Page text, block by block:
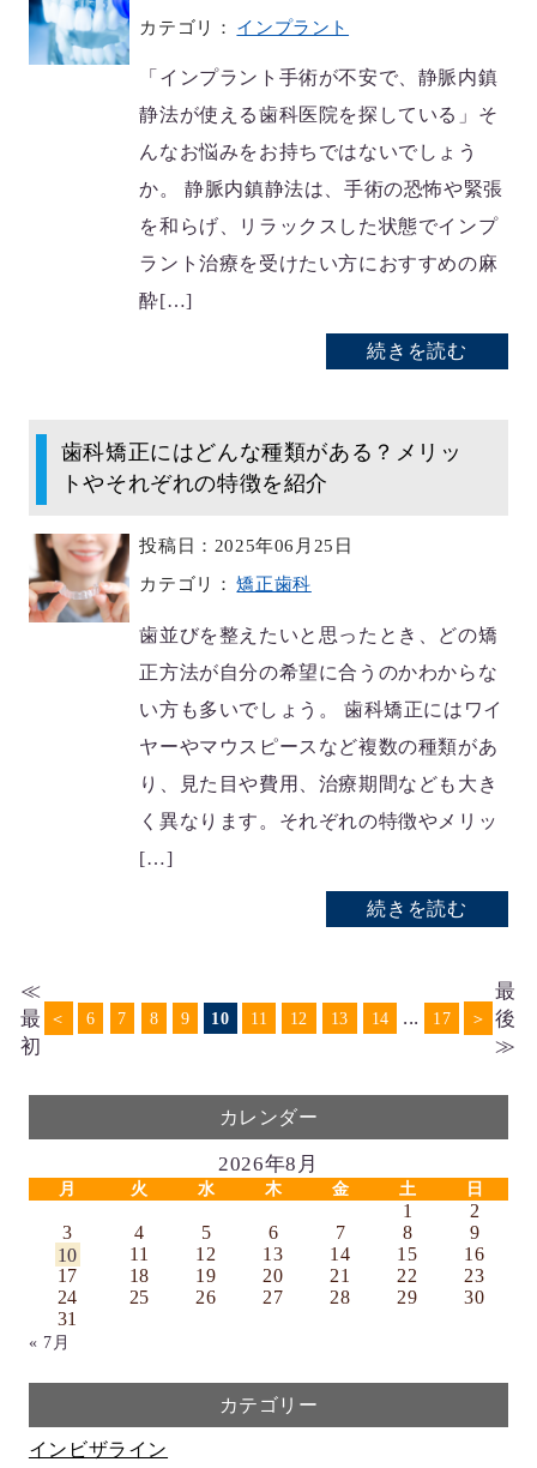
カテゴリ： インプラント
「インプラント手術が不安で、静脈内鎮
静法が使える歯科医院を探している」そ
んなお悩みをお持ちではないでしょう
か。 静脈内鎮静法は、手術の恐怖や緊張
を和らげ、リラックスした状態でインプ
ラント治療を受けたい方におすすめの麻
酔[…]
続きを読む
歯科矯正にはどんな種類がある？メリッ
トやそれぞれの特徴を紹介
投稿日：2025年06月25日
カテゴリ： 矯正歯科
歯並びを整えたいと思ったとき、どの矯
正方法が自分の希望に合うのかわからな
い方も多いでしょう。 歯科矯正にはワイ
ヤーやマウスピースなど複数の種類があ
り、見た目や費用、治療期間なども大き
く異なります。それぞれの特徴やメリッ
[…]
続きを読む
≪
最
初
＜ 6 7 8 9 10 11 12 13 14 ... 17 ＞
最
後
≫
カレンダー
2026年8月
月 火 水 木 金 土 日
1
2
3
4 5 6 7 8
9
10
11 12 13 14 15
16
17
18 19 20 21 22
23
24
25 26 27 28 29
30
31
« 7月
カテゴリー
インビザライン